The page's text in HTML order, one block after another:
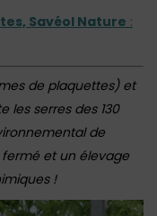
Savéol Nature :
de plaquettes) et
les serres des 130
de
fermé et un élevage
!